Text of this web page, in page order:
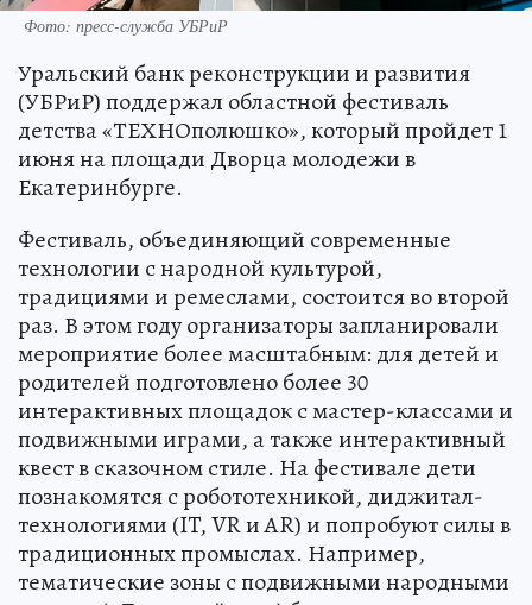
Фото: пресс-служба УБРиР
Уральский банк реконструкции и развития
(УБРиР) поддержал областной фестиваль
детства «ТЕХНОполюшко», который пройдет 1
июня на площади Дворца молодежи в
Екатеринбурге.
Фестиваль, объединяющий современные
технологии с народной культурой,
традициями и ремеслами, состоится во второй
раз. В этом году организаторы запланировали
мероприятие более масштабным: для детей и
родителей подготовлено более 30
интерактивных площадок с мастер-классами и
подвижными играми, а также интерактивный
квест в сказочном стиле. На фестивале дети
познакомятся с робототехникой, диджитал-
технологиями (IT, VR и AR) и попробуют силы в
традиционных промыслах. Например,
тематические зоны с подвижными народными